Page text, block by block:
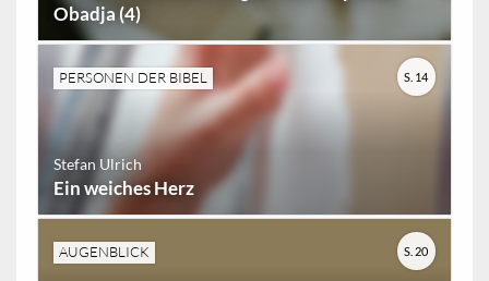
Obadja (4)
PERSONEN DER BIBEL
Stefan Ulrich
Ein weiches Herz
S. 14
AUGENBLICK S. 20